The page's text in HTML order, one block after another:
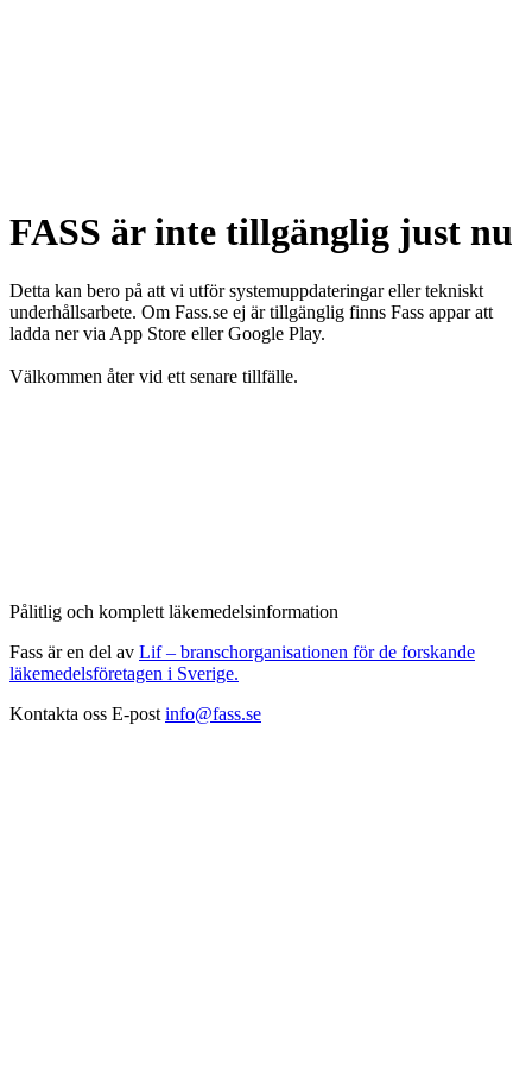
FASS är inte tillgänglig just nu
Detta kan bero på att vi utför systemuppdateringar eller tekniskt
underhållsarbete. Om Fass.se ej är tillgänglig finns Fass appar att
ladda ner via App Store eller Google Play.
Välkommen åter vid ett senare tillfälle.
Pålitlig och komplett läkemedelsinformation
Fass är en del av Lif – branschorganisationen för de forskande
läkemedelsföretagen i Sverige.
Kontakta oss E-post info@fass.se